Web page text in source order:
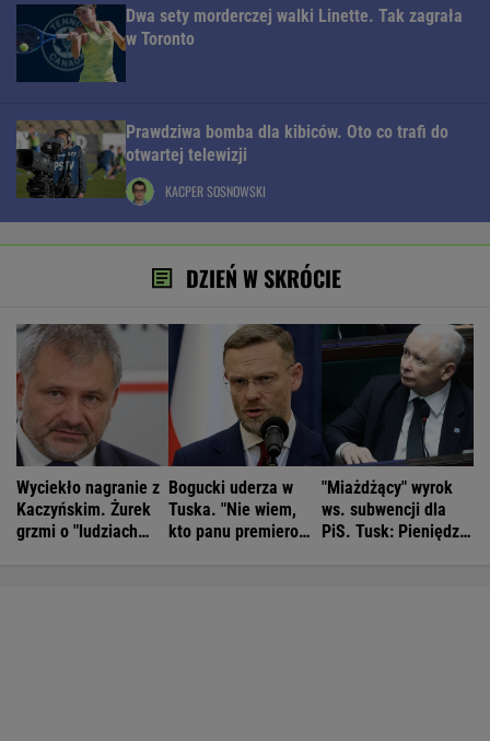
Dwa sety morderczej walki Linette. Tak zagrała
w Toronto
Prawdziwa bomba dla kibiców. Oto co trafi do
otwartej telewizji
KACPER SOSNOWSKI
DZIEŃ W SKRÓCIE
Wyciekło nagranie z
Kaczyńskim. Żurek
grzmi o "ludziach
Bogucki uderza w
Tuska. "Nie wiem,
kto panu premierowi
"Miażdżący" wyrok
ws. subwencji dla
PiS. Tusk: Pieniędzy